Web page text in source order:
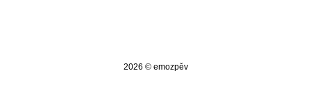
2026 © emozpěv